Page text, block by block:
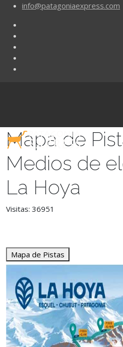
info@patagoniaexpress.com
Mapa de
Medios de
La Hoya
Visitas: 36951
Mapa de Pistas